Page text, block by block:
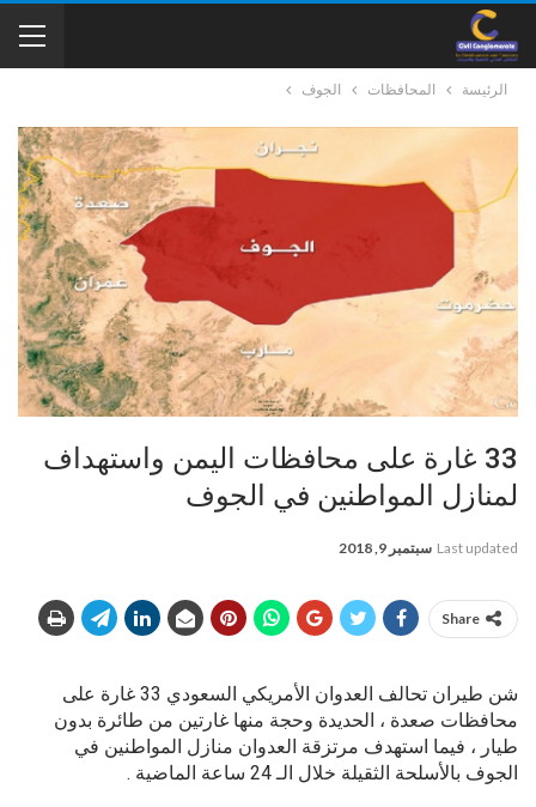
الرئيسة المحافظات الجوف
33 غارة على محافظات اليمن واستهداف
لمنازل المواطنين في الجوف
Last updated سبتمبر 9, 2018
Share
شن طيران تحالف العدوان الأمريكي السعودي 33 غارة على
محافظات صعدة ، الحديدة وحجة منها غارتين من طائرة بدون
طيار ، فيما استهدف مرتزقة العدوان منازل المواطنين في
الجوف بالأسلحة الثقيلة خلال الـ 24 ساعة الماضية .